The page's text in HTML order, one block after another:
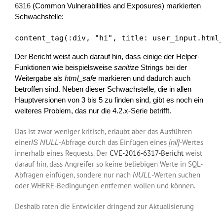
6316 (Common Vulnerabilities and Exposures) markierten
Schwachstelle:
content_tag(:div, "hi", title:
Der Bericht weist auch darauf hin, dass einige der Helper-
Funktionen wie beispielsweise sanitize Strings bei der
Weitergabe als html_safe markieren und dadurch auch
betroffen sind. Neben dieser Schwachstelle, die in allen
Hauptversionen von 3 bis 5 zu finden sind, gibt es noch ein
weiteres Problem, das nur die 4.2.x-Serie betrifft.
Das ist zwar weniger kritisch, erlaubt aber das Ausführen
einerIS NULL -Abfrage durch das Einfügen eines [nil]-Wertes
innerhalb eines Requests. Der CVE-2016-6317-Bericht weist
darauf hin, dass Angreifer so keine beliebigen Werte in SQL-
Abfragen einfügen, sondere nur nach NULL -Werten suchen
oder WHERE-Bedingungen entfernen wollen und können.
Deshalb raten die Entwickler dringend zur Aktualisierung